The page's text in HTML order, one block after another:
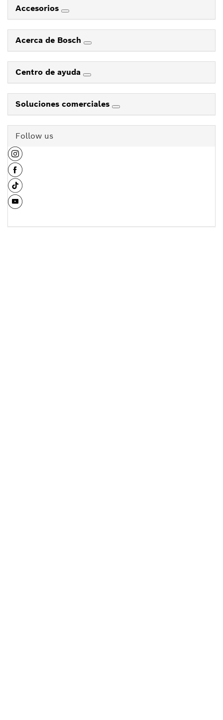
Accesorios
Acerca de Bosch
Centro de ayuda
Soluciones comerciales
Follow us